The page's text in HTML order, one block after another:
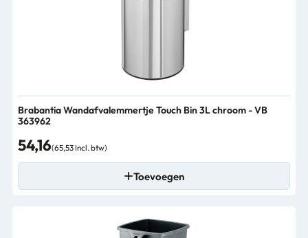
Brabantia Wandafvalemmertje Touch Bin 3L chroom - VB
363962
54,16(65,53 Incl. btw)
Toevoegen